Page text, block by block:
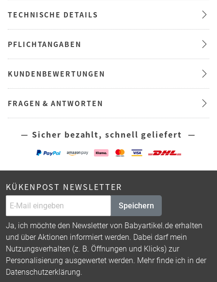
TECHNISCHE DETAILS
PFLICHTANGABEN
KUNDENBEWERTUNGEN
FRAGEN & ANTWORTEN
— Sicher bezahlt, schnell geliefert —
KÜKENPOST NEWSLETTER
Speichern
Ja, ich möchte den Newsletter von Babyartikel.de erhalten
und über Aktionen informiert werden. Dabei darf mein
Nutzungsverhalten (z. B. Öffnungen und Klicks) zur
Personalisierung ausgewertet werden. Mehr finde ich in der
Datenschutzerklärung.